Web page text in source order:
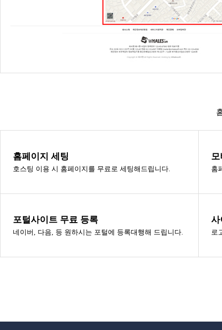
홈페이지 세팅
호스팅 이용 시 홈페이지를 무료로 세팅해드립니다. 홈
포털사이트 무료 등록
네이버, 다음, 등 원하시는 포털에 등록대행해 드립니다.
사
로